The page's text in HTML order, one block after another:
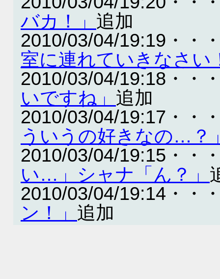
バカ！」 追加
2010/03/04/19:19・・
室に連れていきなさい
2010/03/04/19:18・・
いですね」 追加
2010/03/04/19:17・・
ういうの好きなの…？
2010/03/04/19:15・・
い…」シャナ「ん？」
2010/03/04/19:14・・
ン！」 追加